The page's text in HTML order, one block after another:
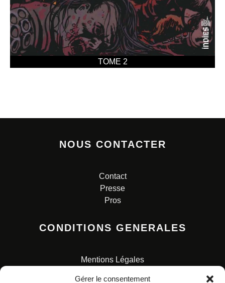
Gérer le consentement
TOME 2
NOUS CONTACTER
Contact
Presse
Pros
CONDITIONS GENERALES
Mentions Légales